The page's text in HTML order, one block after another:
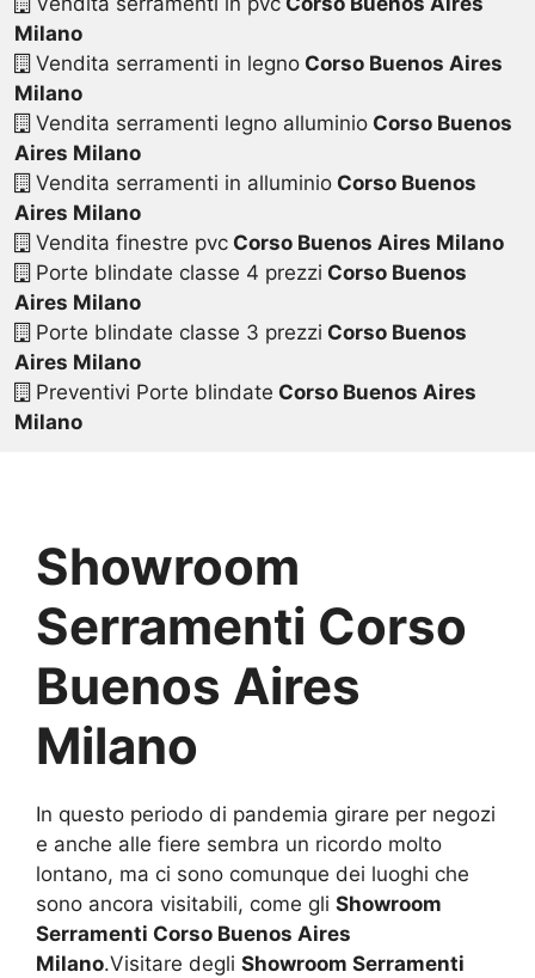
Milano
Vendita serramenti in legnoCorso Buenos Aires
Milano
Vendita serramenti legno alluminioCorso Buenos
Aires Milano
Vendita serramenti in alluminioCorso Buenos
Aires Milano
Vendita finestre pvcCorso Buenos Aires Milano
Porte blindate classe 4 prezzi Corso Buenos
Aires Milano
Porte blindate classe 3 prezzi Corso Buenos
Aires Milano
Preventivi Porte blindate Corso Buenos Aires
Milano
Showroom
Serramenti Corso
Buenos Aires
Milano
In questo periodo di pandemia girare per negozi
e anche alle fiere sembra un ricordo molto
lontano, ma ci sono comunque dei luoghi che
sono ancora visitabili, come gli Showroom
Serramenti Corso Buenos Aires
Milano.Visitare degli Showroom Serramenti